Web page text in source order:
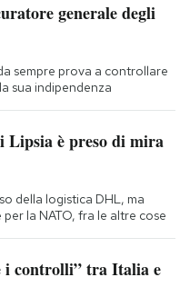
generale degli
sempre prova a controllare
sua indipendenza
Lipsia è preso di mira
della logistica DHL, ma
la NATO, fra le altre cose
i controlli” tra Italia e